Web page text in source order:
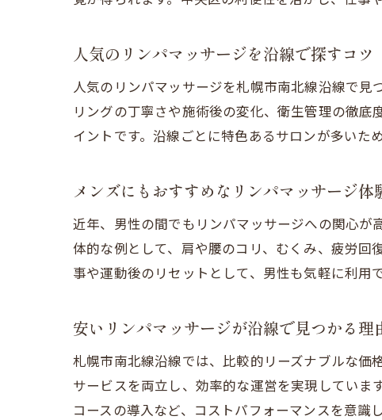
人気のリンパマッサージを沿線で探すコツ
人気のリンパマッサージを札幌市南北線沿線で
リングの丁寧さや施術後の変化、衛生管理の徹
イントです。沿線ごとに特色あるサロンが多いた
メンズにもおすすめなリンパマッサージ体
近年、男性の間でもリンパマッサージへの関心が
体的な例として、肩や腰のコリ、むくみ、疲労
事や運動後のリセットとして、男性も気軽に利用
安いリンパマッサージが沿線で見つかる理
札幌市南北線沿線では、比較的リーズナブルな価
サービスを両立し、効率的な運営を実現してい
コースの導入など、コストパフォーマンスを意識